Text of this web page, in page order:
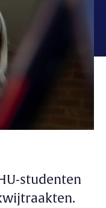
studenten